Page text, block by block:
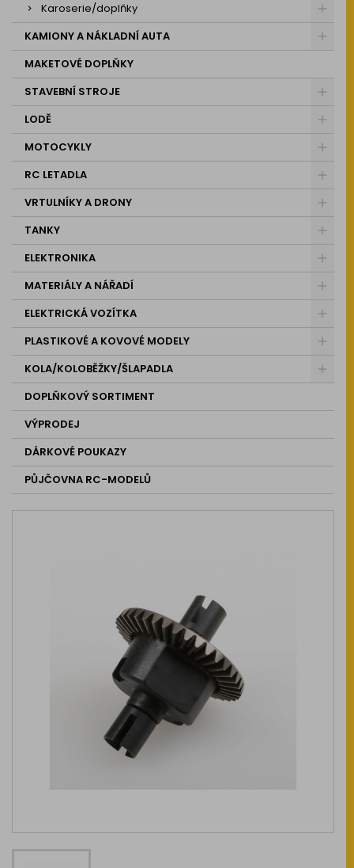
Karoserie/doplňky
KAMIONY A NÁKLADNÍ AUTA
MAKETOVÉ DOPLŇKY
STAVEBNÍ STROJE
LODĚ
MOTOCYKLY
RC LETADLA
VRTULNÍKY A DRONY
TANKY
ELEKTRONIKA
MATERIÁLY A NÁŘADÍ
ELEKTRICKÁ VOZÍTKA
PLASTIKOVÉ A KOVOVÉ MODELY
KOLA/KOLOBĚŽKY/ŠLAPADLA
DOPLŇKOVÝ SORTIMENT
VÝPRODEJ
DÁRKOVÉ POUKAZY
PŮJČOVNA RC-MODELŮ